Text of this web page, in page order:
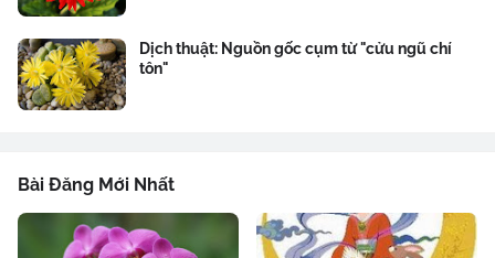
Dịch thuật: Nguồn gốc cụm từ "cửu ngũ chí
tôn"
Bài Đăng Mới Nhất